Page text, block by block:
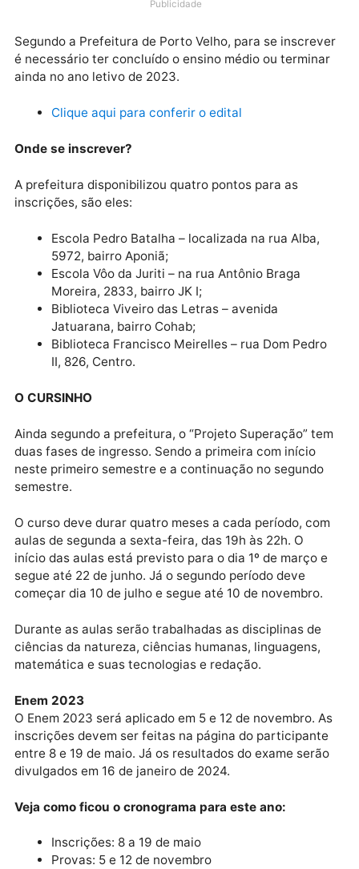
gratuitas e acontecem em Porto Velho.
Publicidade
Segundo a Prefeitura de Porto Velho, para se
é necessário ter concluído o ensino médio ou
Clique aqui para conferir o edital
Onde se inscrever?
A prefeitura disponibilizou quatro pontos para as
inscrições, são eles:
Escola Pedro Batalha – localizada na rua Alba,
5972, bairro Aponiã;
Moreira, 2833, bairro JK I;
Jatuarana, bairro Cohab;
Biblioteca Francisco Meirelles – rua Dom
II, 826, Centro.
O CURSINHO
Ainda segundo a prefeitura, o “Projeto Superação”
duas fases de ingresso. Sendo a primeira com início
neste primeiro semestre e a continuação no segundo
O curso deve durar quatro meses a cada período,
início das aulas está previsto para o dia 1º de março
segue até 22 de junho. Já o segundo período deve
começar dia 10 de julho e segue até 10 de novembro.
Durante as aulas serão trabalhadas as disciplinas de
matemática e suas tecnologias e redação.
Enem 2023